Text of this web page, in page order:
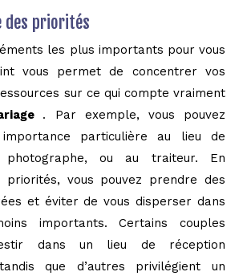
des priorités
les plus importants pour vous
vous permet de concentrer vos
sur ce qui compte vraiment
. Par exemple, vous pouvez
particulière au lieu de
photographe, ou au traiteur. En
priorités, vous pouvez prendre des
et éviter de vous disperser dans
importants. Certains couples
dans un lieu de réception
que d’autres privilégient un